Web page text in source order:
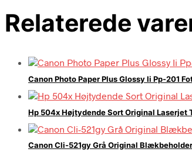
Relaterede
Canon Photo Paper Plus Glossy Ii Pp-201
Hp 504x Højtydende Sort Original Laserjet
Canon Cli-521gy Grå Original Blækbeholder